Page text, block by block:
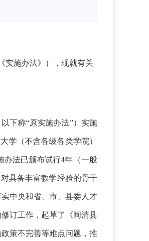
实施办法》），现就有关
下称“原实施办法”）实施
学（不含各级各类学院）
办法已颁布试行4年（一般
具备丰富教学经验的骨干
中央和省、市、县委人才
订工作，起草了《闽清县
政策不完善等难点问题，推